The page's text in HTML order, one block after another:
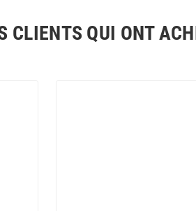
CLIENTS QUI ONT